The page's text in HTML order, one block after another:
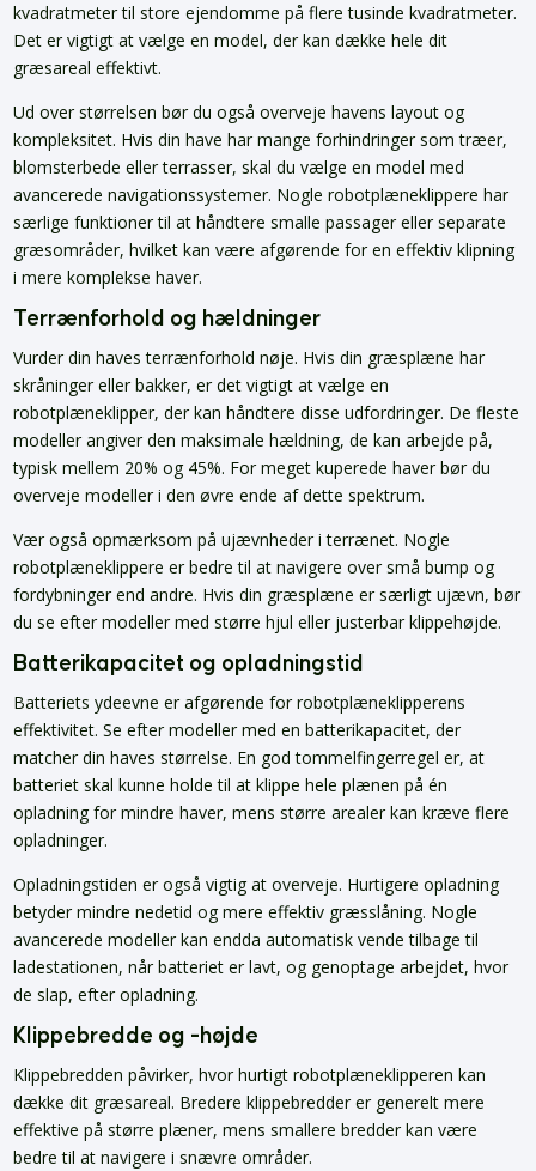
kvadratmeter til store ejendomme på flere tusinde kvadratmeter.
Det er vigtigt at vælge en model, der kan dække hele dit
græsareal effektivt.
Ud over størrelsen bør du også overveje havens layout og
kompleksitet. Hvis din have har mange forhindringer som træer,
blomsterbede eller terrasser, skal du vælge en model med
avancerede navigationssystemer. Nogle robotplæneklippere har
særlige funktioner til at håndtere smalle passager eller separate
græsområder, hvilket kan være afgørende for en effektiv klipning
i mere komplekse haver.
Terrænforhold og hældninger
Vurder din haves terrænforhold nøje. Hvis din græsplæne har
skråninger eller bakker, er det vigtigt at vælge en
robotplæneklipper, der kan håndtere disse udfordringer. De fleste
modeller angiver den maksimale hældning, de kan arbejde på,
typisk mellem 20% og 45%. For meget kuperede haver bør du
overveje modeller i den øvre ende af dette spektrum.
Vær også opmærksom på ujævnheder i terrænet. Nogle
robotplæneklippere er bedre til at navigere over små bump og
fordybninger end andre. Hvis din græsplæne er særligt ujævn, bør
du se efter modeller med større hjul eller justerbar klippehøjde.
Batterikapacitet og opladningstid
Batteriets ydeevne er afgørende for robotplæneklipperens
effektivitet. Se efter modeller med en batterikapacitet, der
matcher din haves størrelse. En god tommelfingerregel er, at
batteriet skal kunne holde til at klippe hele plænen på én
opladning for mindre haver, mens større arealer kan kræve flere
opladninger.
Opladningstiden er også vigtig at overveje. Hurtigere opladning
betyder mindre nedetid og mere effektiv græsslåning. Nogle
avancerede modeller kan endda automatisk vende tilbage til
ladestationen, når batteriet er lavt, og genoptage arbejdet, hvor
de slap, efter opladning.
Klippebredde og -højde
Klippebredden påvirker, hvor hurtigt robotplæneklipperen kan
dække dit græsareal. Bredere klippebredder er generelt mere
effektive på større plæner, mens smallere bredder kan være
bedre til at navigere i snævre områder.